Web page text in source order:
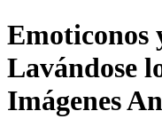
Emoticonos
Lavándose
Imágenes